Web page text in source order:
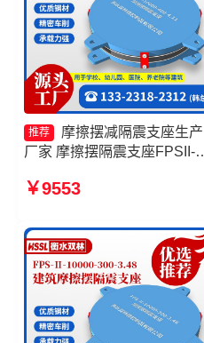
推荐
摩擦摆减隔震支座生产
厂家 摩擦摆隔震支座FPSII-
座FPS-Ⅱ-8000-200厂家 摩擦
3.81厂家
￥9553